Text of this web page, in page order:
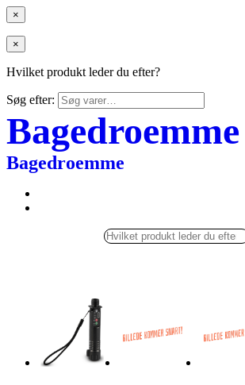
×
×
Hvilket produkt leder du efter?
Søg efter:
Bagedroemme
Bagedroemme